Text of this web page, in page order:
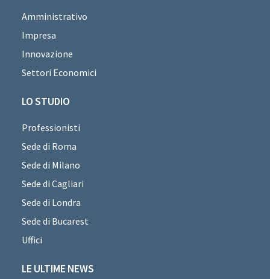
Amministrativo
Impresa
Innovazione
Settori Economici
LO STUDIO
Professionisti
Sede di Roma
Sede di Milano
Sede di Cagliari
Sede di Londra
Sede di Bucarest
Uffici
LE ULTIME NEWS